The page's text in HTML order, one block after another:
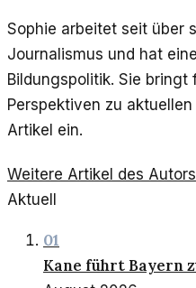
Sophie arbeitet seit über
Journalismus und hat
Bildungspolitik. Sie
Perspektiven zu
Artikel ein.
Weitere Artikel des Autors
Aktuell
01
Kane führt Bayern